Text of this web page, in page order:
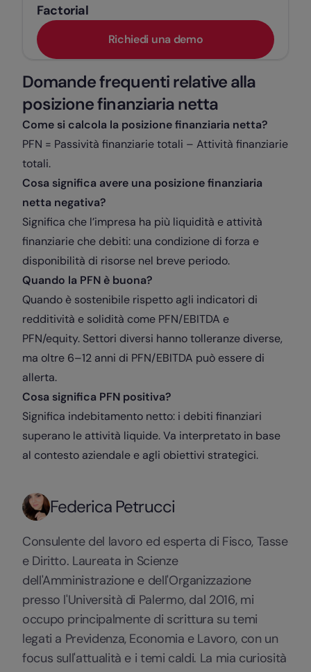
Factorial
Richiedi una demo
Domande frequenti relative alla
posizione finanziaria netta
Come si calcola la posizione finanziaria netta?
PFN = Passività finanziarie totali – Attività finanziarie
totali.
Cosa significa avere una posizione finanziaria
netta negativa?
Significa che l’impresa ha più liquidità e attività
finanziarie che debiti: una condizione di forza e
disponibilità di risorse nel breve periodo.
Quando la PFN è buona?
Quando è sostenibile rispetto agli indicatori di
redditività e solidità come PFN/EBITDA e
PFN/equity. Settori diversi hanno tolleranze diverse,
ma oltre 6–12 anni di PFN/EBITDA può essere di
allerta.
Cosa significa PFN positiva?
Significa indebitamento netto: i debiti finanziari
superano le attività liquide. Va interpretato in base
al contesto aziendale e agli obiettivi strategici.
Federica Petrucci
Consulente del lavoro ed esperta di Fisco, Tasse
e Diritto. Laureata in Scienze
dell'Amministrazione e dell'Organizzazione
presso l'Università di Palermo, dal 2016, mi
occupo principalmente di scrittura su temi
legati a Previdenza, Economia e Lavoro, con un
focus sull'attualità e i temi caldi. La mia curiosità